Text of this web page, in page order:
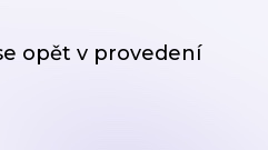
opět v provedení